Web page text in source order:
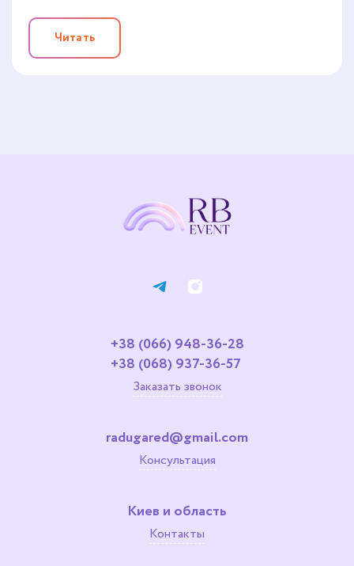
Читать
+38 (066) 948-36-28
+38 (068) 937-36-57
Заказать звонок
radugared@gmail.com
Консультация
Киев и область
Контакты